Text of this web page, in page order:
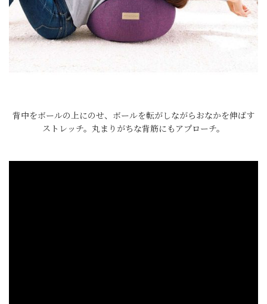
背中をボールの上にのせ、ボールを転がしながらおなかを伸ばす
ストレッチ。丸まりがちな背筋にもアプローチ。